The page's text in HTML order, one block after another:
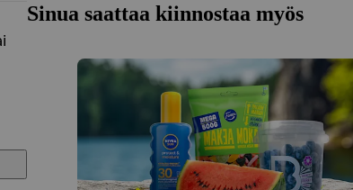
Sinua saattaa kiinnostaa myös